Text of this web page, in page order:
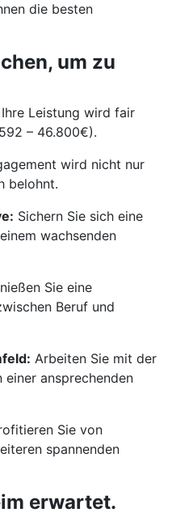
die besten
um zu
Ihre Leistung wird fair
– 46.800€).
wird nicht nur
belohnt.
Sichern Sie sich eine
wachsenden
Sie eine
Beruf und
Arbeiten Sie mit der
einer ansprechenden
Sie von
spannenden
erwartet.